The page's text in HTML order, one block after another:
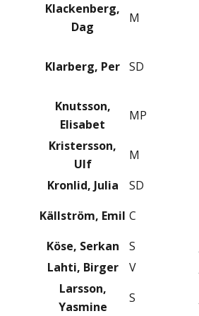
Klackenberg,
Dag
M
Klarberg, Per SD
Knutsson,
Elisabet
MP
Kristersson,
Ulf
M
Kronlid, Julia
SD
Källström, Emil C
Köse, Serkan
S
Lahti, Birger
V
Larsson,
Yasmine
S